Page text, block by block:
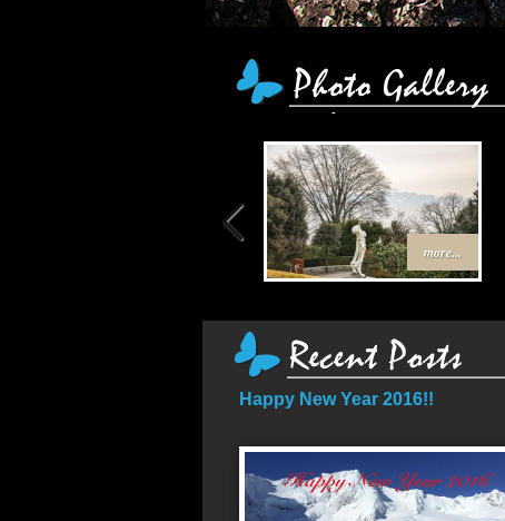
more...
Happy New Year 2016!!